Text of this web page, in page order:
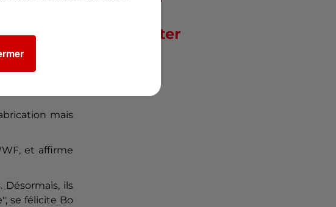
en faveur
relève
mais
et affirme
ils
se félicite Bo
Newsletter